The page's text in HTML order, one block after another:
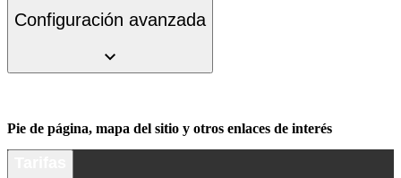
Configuración avanzada
Pie de página, mapa del sitio y otros enlaces de interés